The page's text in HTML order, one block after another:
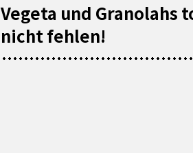
Vegeta und
nicht fehlen!